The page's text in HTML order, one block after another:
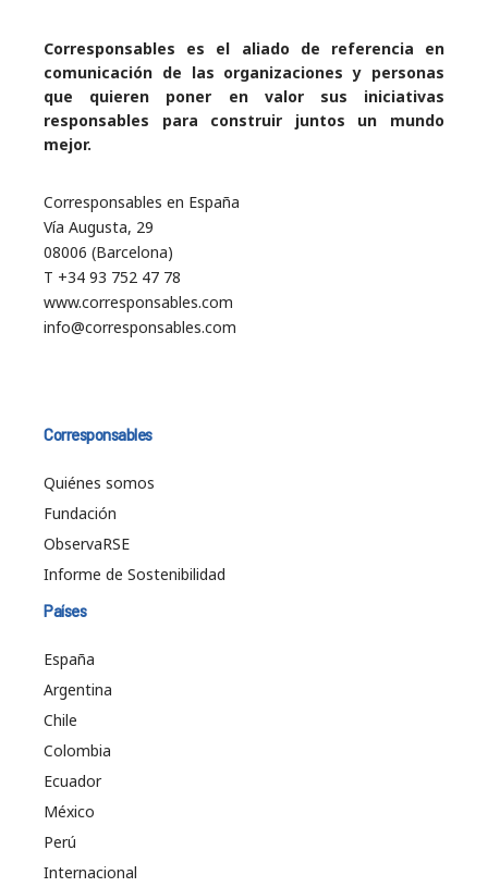
Corresponsables es el aliado de referencia en
comunicación de las organizaciones y personas
que quieren poner en valor sus iniciativas
responsables para construir juntos un mundo
mejor.
Corresponsables en España
Vía Augusta, 29
08006 (Barcelona)
T +34 93 752 47 78
www.corresponsables.com
info@corresponsables.com
Corresponsables
Quiénes somos
Fundación
ObservaRSE
Informe de Sostenibilidad
Países
España
Argentina
Chile
Colombia
Ecuador
México
Perú
Internacional